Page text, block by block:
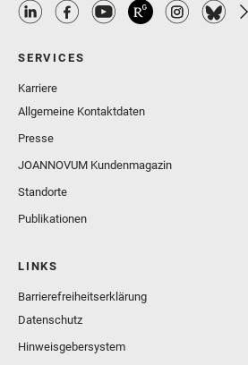
SERVICES
Karriere
Allgemeine Kontaktdaten
Presse
JOANNOVUM Kundenmagazin
Standorte
Publikationen
LINKS
Barrierefreiheitserklärung
Datenschutz
Hinweisgebersystem